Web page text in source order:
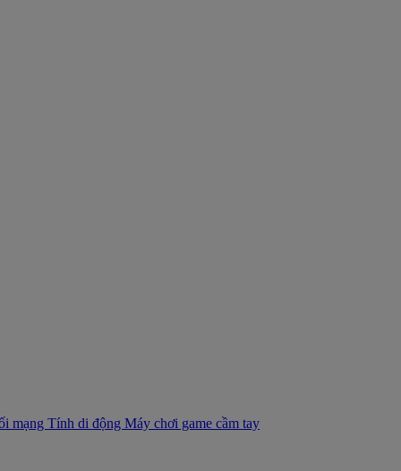
mạng Tính di động Máy chơi game cầm tay